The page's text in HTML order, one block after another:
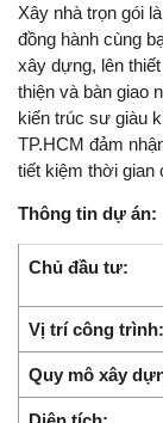
Xây nhà trọn gói
đồng hành cùng
xây dựng, lên
thiện và bàn giao
kiến trúc sư giàu
TP.HCM đảm
tiết kiệm thời gian
Thông tin dự án:
Chủ đầu tư:
Vị trí công trình:
Quy mô xây